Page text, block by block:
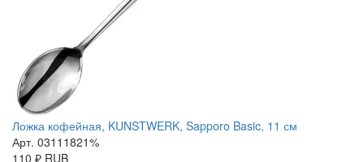
Ложка кофейная, KUNSTWERK, Sapporo Basic, 11 см
Арт. 03111821%
110 ₽ RUB